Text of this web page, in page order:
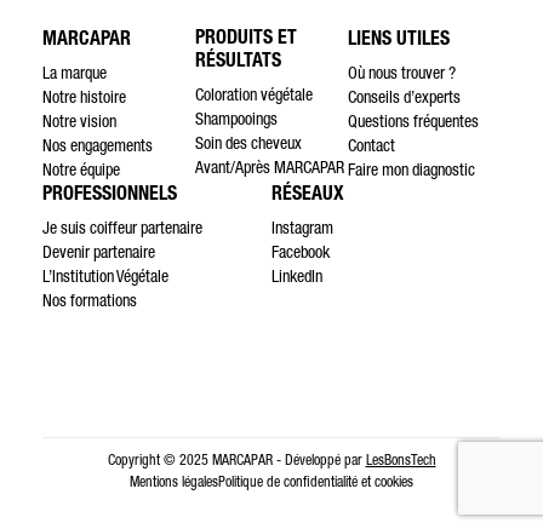
MARCAPAR
La marque
Notre histoire
Notre vision
Nos engagements
Notre équipe
PRODUITS ET
RÉSULTATS
Coloration végétale
Shampooings
Soin des cheveux
Avant/Après MARCAPAR
LIENS UTILES
Où nous trouver ?
Conseils d’experts
Questions fréquentes
Contact
Faire mon diagnostic
PROFESSIONNELS
Je suis coiffeur partenaire
Devenir partenaire
L’Institution Végétale
Nos formations
RÉSEAUX
Instagram
Facebook
LinkedIn
Copyright © 2025 MARCAPAR - Développé par LesBonsTech
Mentions légalesPolitique de confidentialité et cookies